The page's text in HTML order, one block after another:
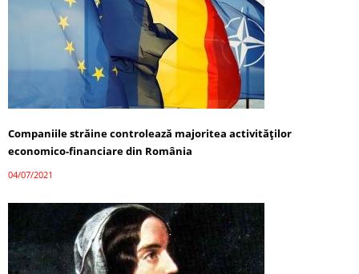
Companiile străine controlează majoritea activităților
economico-financiare din România
04/07/2021